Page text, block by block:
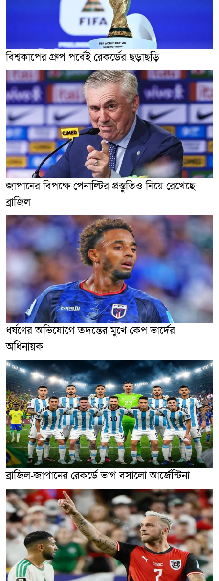
বিশ্বকাপের গ্রুপ পর্বেই রেকর্ডের ছড়াছড়ি
জাপানের বিপক্ষে পেনাল্টির প্রস্তুতিও নিয়ে রেখেছে
ব্রাজিল
ধর্ষণের অভিযোগে তদন্তের মুখে কেপ ভার্দের
অধিনায়ক
ব্রাজিল-জাপানের রেকর্ডে ভাগ বসালো আর্জেন্টিনা